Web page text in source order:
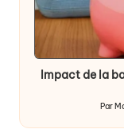
Impact de la
Publié
par
Par